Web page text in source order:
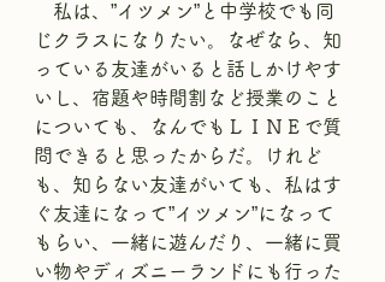
私は、”イツメン”と中学校でも同
じクラスになりたい。なぜなら、知
っている友達がいると話しかけやす
いし、宿題や時間割など授業のこと
についても、なんでもＬＩＮＥで質
問できると思ったからだ。けれど
も、知らない友達がいても、私はす
ぐ友達になって”イツメン”になって
もらい、一緒に遊んだり、一緒に買
い物やディズニーランドにも行った